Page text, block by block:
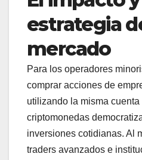
estrategia
mercado
Para los operadores
comprar acciones de
utilizando la misma
criptomonedas
inversiones cotidianas. Al
traders avanzados e